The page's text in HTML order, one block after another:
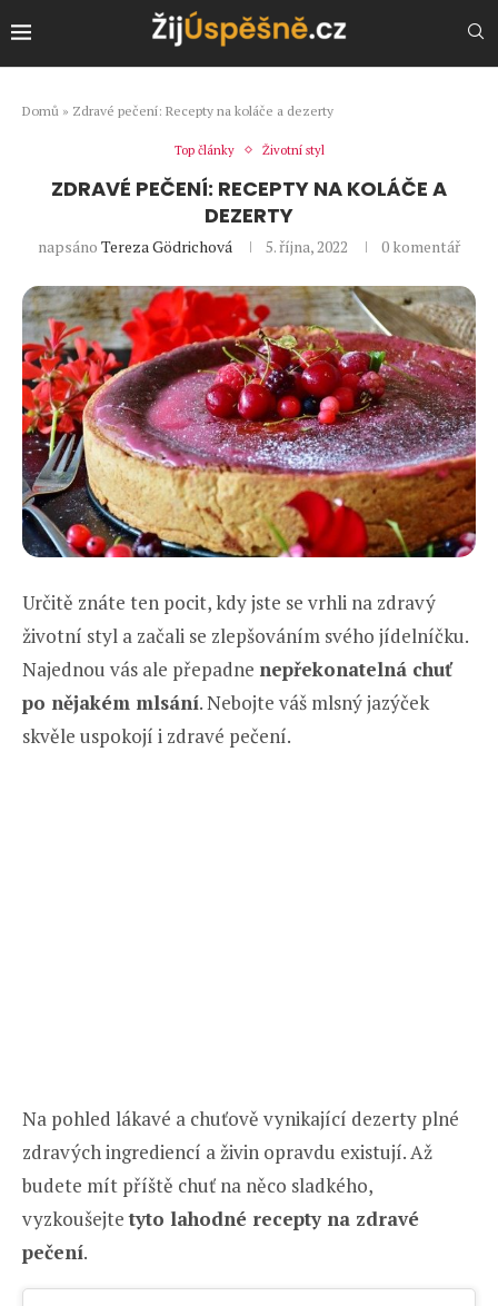
Domů » Zdravé pečení: Recepty na koláče a dezerty
Top články Životní styl
ZDRAVÉ PEČENÍ: RECEPTY NA KOLÁČE A
DEZERTY
napsáno Tereza Gödrichová 5. října, 2022 0 komentář
Určitě znáte ten pocit, kdy jste se vrhli na zdravý
životní styl a začali se zlepšováním svého jídelníčku.
Najednou vás ale přepadne nepřekonatelná chuť
po nějakém mlsání. Nebojte váš mlsný jazýček
skvěle uspokojí i zdravé pečení.
Na pohled lákavé a chuťově vynikající dezerty plné
zdravých ingrediencí a živin opravdu existují. Až
budete mít příště chuť na něco sladkého,
vyzkoušejtetyto lahodné recepty na zdravé
pečení.